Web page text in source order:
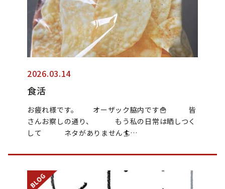
2026.03.14
食活
お疲れ様です。 オーザック脇内です🍟 皆
さんお察しの通り、 もう私の日常は晒しつく
して ネタがありません🏄…